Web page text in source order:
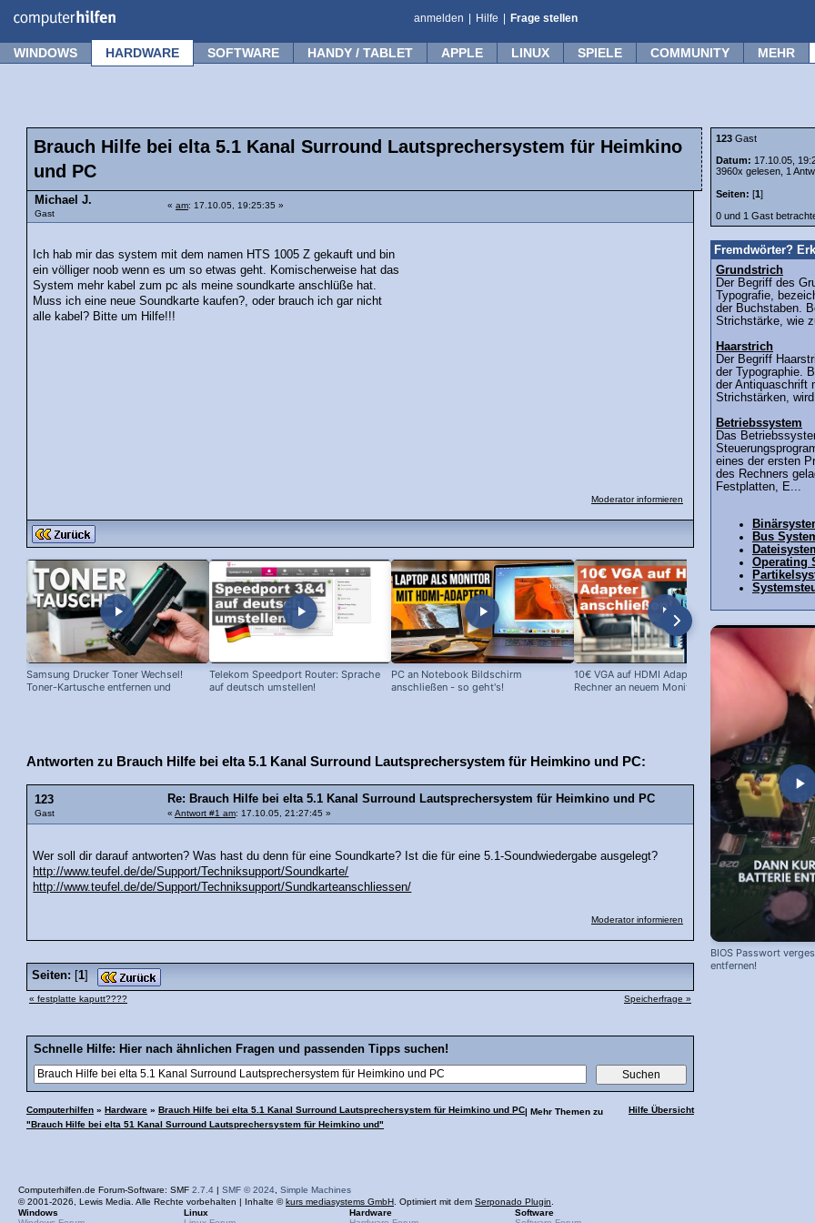
anmelden Hilfe Frage stellen
WINDOWS HARDWARE SOFTWARE HANDY / TABLET APPLE LINUX SPIELE COMMUNITY MEHR
Brauch Hilfe bei elta 5.1 Kanal Surround Lautsprechersystem für Heimkino
und PC
Michael J.
Gast
« am: 17.10.05, 19:25:35 »
Ich hab mir das system mit dem namen HTS 1005 Z gekauft und bin
ein völliger noob wenn es um so etwas geht. Komischerweise hat das
System mehr kabel zum pc als meine soundkarte anschlüße hat.
Muss ich eine neue Soundkarte kaufen?, oder brauch ich gar nicht
alle kabel? Bitte um Hilfe!!!
Moderator informieren
Samsung Drucker Toner Wechsel!
Toner-Kartusche entfernen und
Telekom Speedport Router: Sprache
auf deutsch umstellen!
PC an Notebook Bildschirm
anschließen - so geht's!
10€ VGA auf HDMI Adapter: Alte
Rechner an neuem Monitor!
10 EUR
im Test
Antworten zu Brauch Hilfe bei elta 5.1 Kanal Surround Lautsprechersystem für Heimkino und PC:
123
Gast
Re: Brauch Hilfe bei elta 5.1 Kanal Surround Lautsprechersystem für Heimkino und PC
« Antwort #1 am: 17.10.05, 21:27:45 »
Wer soll dir darauf antworten? Was hast du denn für eine Soundkarte? Ist die für eine 5.1-Soundwiedergabe ausgelegt?
http://www.teufel.de/de/Support/Techniksupport/Soundkarte/
http://www.teufel.de/de/Support/Techniksupport/Sundkarteanschliessen/
Moderator informieren
Seiten: [1]
« festplatte kaputt???? Speicherfrage »
Schnelle Hilfe: Hier nach ähnlichen Fragen und passenden Tipps suchen!
Computerhilfen » Hardware » Brauch Hilfe bei elta 5.1 Kanal Surround Lautsprechersystem für Heimkino und PC Hilfe Übersicht
| Mehr Themen zu
"Brauch Hilfe bei elta 51 Kanal Surround Lautsprechersystem für Heimkino und"
123 Gast
Datum: 17.10.05,
3960x gelesen, 1
Seiten: [1]
0 und 1 Gast
Fremdwörter?
Grundstrich
Der Begriff des
Typografie,
der Buchstaben.
Strichstärke, wie
Haarstrich
Der Begriff
der Typographie.
der Antiquaschrift
Strichstärken,
Betriebssystem
Das
eines der ersten
des Rechners
Festplatten, E...
Bus
Operating
BIOS Passwort
entfernen!
Computerhilfen.de Forum-Software: SMF 2.7.4 | SMF © 2024 Simple Machines
© 2001-2026, Lewis Media. Alle Rechte vorbehalten | Inhalte ©kurs mediasystems GmbH . Optimiert mit dem Serponado Plugin
Windows
Linux
Hardware
Software